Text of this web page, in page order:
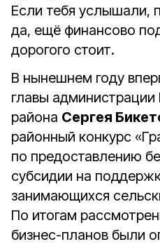
Если тебя услышали,
да, ещё финансово
дорогого стоит.
В нынешнем году
главы администрации
района Сергея
районный конкурс
по предоставлению
субсидии на
занимающихся
По итогам
бизнес-планов были